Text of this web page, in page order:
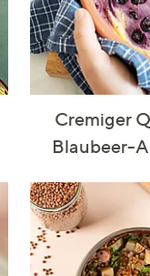
Cremiger
Blaubeer-